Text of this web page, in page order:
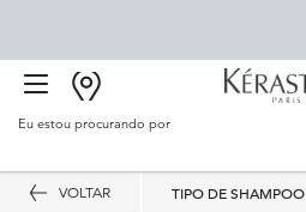
BUSCAR
Eu estou procurando por
Main content
VOLTAR TIPO DE SHAMPOO